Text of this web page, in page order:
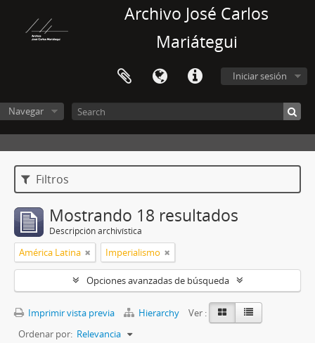
Archivo José Carlos
Mariátegui
Iniciar sesión
Navegar
Filtros
Mostrando 18 resultados
Descripción archivística
América Latina Imperialismo
Opciones avanzadas de búsqueda
Imprimir vista previa Hierarchy
Ver :
Ordenar por: Relevancia